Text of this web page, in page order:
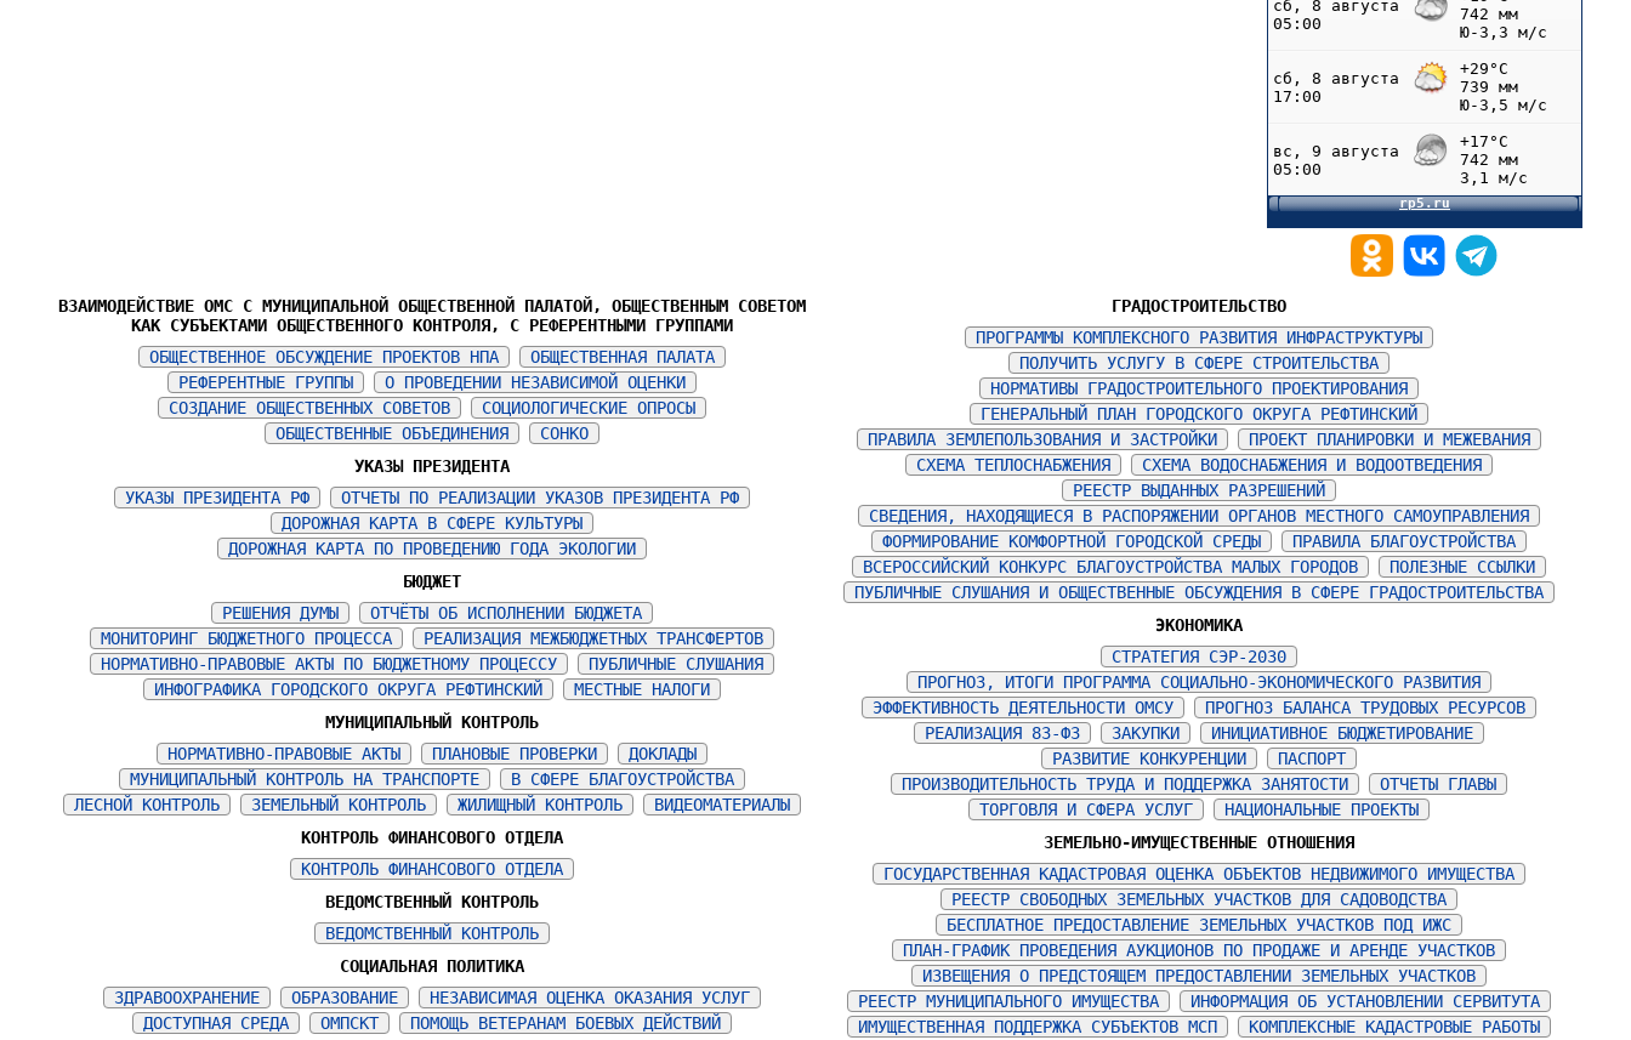
ВЗАИМОДЕЙСТВИЕ ОМС С МУНИЦИПАЛЬНОЙ ОБЩЕСТВЕННОЙ ПАЛАТОЙ, ОБЩЕСТВЕННЫМ СОВЕТОМ
КАК СУБЪЕКТАМИ ОБЩЕСТВЕННОГО КОНТРОЛЯ, С РЕФЕРЕНТНЫМИ ГРУППАМИ
ОБЩЕСТВЕННОЕ ОБСУЖДЕНИЕ ПРОЕКТОВ НПА
ОБЩЕСТВЕННАЯ ПАЛАТА
РЕФЕРЕНТНЫЕ ГРУППЫ
О ПРОВЕДЕНИИ НЕЗАВИСИМОЙ ОЦЕНКИ
СОЗДАНИЕ ОБЩЕСТВЕННЫХ СОВЕТОВ
СОЦИОЛОГИЧЕСКИЕ ОПРОСЫ
ОБЩЕСТВЕННЫЕ ОБЪЕДИНЕНИЯ
СОНКО
УКАЗЫ ПРЕЗИДЕНТА
УКАЗЫ ПРЕЗИДЕНТА РФ
ОТЧЕТЫ ПО РЕАЛИЗАЦИИ УКАЗОВ ПРЕЗИДЕНТА РФ
ДОРОЖНАЯ КАРТА В СФЕРЕ КУЛЬТУРЫ
ДОРОЖНАЯ КАРТА ПО ПРОВЕДЕНИЮ ГОДА ЭКОЛОГИИ
БЮДЖЕТ
РЕШЕНИЯ ДУМЫ
ОТЧЁТЫ ОБ ИСПОЛНЕНИИ БЮДЖЕТА
МОНИТОРИНГ БЮДЖЕТНОГО ПРОЦЕССА
РЕАЛИЗАЦИЯ МЕЖБЮДЖЕТНЫХ ТРАНСФЕРТОВ
НОРМАТИВНО-ПРАВОВЫЕ АКТЫ ПО БЮДЖЕТНОМУ ПРОЦЕССУ
ПУБЛИЧНЫЕ СЛУШАНИЯ
ИНФОГРАФИКА ГОРОДСКОГО ОКРУГА РЕФТИНСКИЙ
МЕСТНЫЕ НАЛОГИ
МУНИЦИПАЛЬНЫЙ КОНТРОЛЬ
НОРМАТИВНО-ПРАВОВЫЕ АКТЫ
ПЛАНОВЫЕ ПРОВЕРКИ
ДОКЛАДЫ
МУНИЦИПАЛЬНЫЙ КОНТРОЛЬ НА ТРАНСПОРТЕ
В СФЕРЕ БЛАГОУСТРОЙСТВА
ЛЕСНОЙ КОНТРОЛЬ
ЗЕМЕЛЬНЫЙ КОНТРОЛЬ ЖИЛИЩНЫЙ КОНТРОЛЬ
ВИДЕОМАТЕРИАЛЫ
КОНТРОЛЬ ФИНАНСОВОГО ОТДЕЛА
КОНТРОЛЬ ФИНАНСОВОГО ОТДЕЛА
ВЕДОМСТВЕННЫЙ КОНТРОЛЬ
ВЕДОМСТВЕННЫЙ КОНТРОЛЬ
СОЦИАЛЬНАЯ ПОЛИТИКА
ЗДРАВООХРАНЕНИЕ
ОБРАЗОВАНИЕ
НЕЗАВИСИМАЯ ОЦЕНКА ОКАЗАНИЯ УСЛУГ
ДОСТУПНАЯ СРЕДА
ОМПСКТ
ПОМОЩЬ ВЕТЕРАНАМ БОЕВЫХ ДЕЙСТВИЙ
ГРАДОСТРОИТЕЛЬСТВО
ПРОГРАММЫ КОМПЛЕКСНОГО РАЗВИТИЯ ИНФРАСТРУКТУРЫ
ПОЛУЧИТЬ УСЛУГУ В СФЕРЕ СТРОИТЕЛЬСТВА
НОРМАТИВЫ ГРАДОСТРОИТЕЛЬНОГО ПРОЕКТИРОВАНИЯ
ГЕНЕРАЛЬНЫЙ ПЛАН ГОРОДСКОГО ОКРУГА РЕФТИНСКИЙ
ПРАВИЛА ЗЕМЛЕПОЛЬЗОВАНИЯ И ЗАСТРОЙКИ
ПРОЕКТ ПЛАНИРОВКИ И МЕЖЕВАНИЯ
СХЕМА ТЕПЛОСНАБЖЕНИЯ
СХЕМА ВОДОСНАБЖЕНИЯ И ВОДООТВЕДЕНИЯ
РЕЕСТР ВЫДАННЫХ РАЗРЕШЕНИЙ
СВЕДЕНИЯ, НАХОДЯЩИЕСЯ В РАСПОРЯЖЕНИИ ОРГАНОВ МЕСТНОГО САМОУПРАВЛЕНИЯ
ФОРМИРОВАНИЕ КОМФОРТНОЙ ГОРОДСКОЙ СРЕДЫ
ПРАВИЛА БЛАГОУСТРОЙСТВА
ВСЕРОССИЙСКИЙ КОНКУРС БЛАГОУСТРОЙСТВА МАЛЫХ ГОРОДОВ
ПОЛЕЗНЫЕ ССЫЛКИ
ПУБЛИЧНЫЕ СЛУШАНИЯ И ОБЩЕСТВЕННЫЕ ОБСУЖДЕНИЯ В СФЕРЕ ГРАДОСТРОИТЕЛЬСТВА
ЭКОНОМИКА
СТРАТЕГИЯ СЭР-2030
ПРОГНОЗ, ИТОГИ ПРОГРАММА СОЦИАЛЬНО-ЭКОНОМИЧЕСКОГО РАЗВИТИЯ
ЭФФЕКТИВНОСТЬ ДЕЯТЕЛЬНОСТИ ОМСУ
ПРОГНОЗ БАЛАНСА ТРУДОВЫХ РЕСУРСОВ
РЕАЛИЗАЦИЯ 83-ФЗ
ЗАКУПКИ
ИНИЦИАТИВНОЕ БЮДЖЕТИРОВАНИЕ
РАЗВИТИЕ КОНКУРЕНЦИИ
ПАСПОРТ
ПРОИЗВОДИТЕЛЬНОСТЬ ТРУДА И ПОДДЕРЖКА ЗАНЯТОСТИ
ОТЧЕТЫ ГЛАВЫ
ТОРГОВЛЯ И СФЕРА УСЛУГ
НАЦИОНАЛЬНЫЕ ПРОЕКТЫ
ЗЕМЕЛЬНО-ИМУЩЕСТВЕННЫЕ ОТНОШЕНИЯ
ГОСУДАРСТВЕННАЯ КАДАСТРОВАЯ ОЦЕНКА ОБЪЕКТОВ НЕДВИЖИМОГО ИМУЩЕСТВА
РЕЕСТР СВОБОДНЫХ ЗЕМЕЛЬНЫХ УЧАСТКОВ ДЛЯ САДОВОДСТВА
БЕСПЛАТНОЕ ПРЕДОСТАВЛЕНИЕ ЗЕМЕЛЬНЫХ УЧАСТКОВ ПОД ИЖС
ПЛАН-ГРАФИК ПРОВЕДЕНИЯ АУКЦИОНОВ ПО ПРОДАЖЕ И АРЕНДЕ УЧАСТКОВ
ИЗВЕЩЕНИЯ О ПРЕДСТОЯЩЕМ ПРЕДОСТАВЛЕНИИ ЗЕМЕЛЬНЫХ УЧАСТКОВ
РЕЕСТР МУНИЦИПАЛЬНОГО ИМУЩЕСТВА
ИНФОРМАЦИЯ ОБ УСТАНОВЛЕНИИ СЕРВИТУТА
ИМУЩЕСТВЕННАЯ ПОДДЕРЖКА СУБЪЕКТОВ МСП
КОМПЛЕКСНЫЕ КАДАСТРОВЫЕ РАБОТЫ